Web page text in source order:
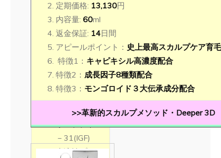
成長因子8種類
プラセンタ
エキス
ヒトオリゴ
ペプチド-
５
組換ヒトポ
リペプチド
－31(IGF)
水溶性プロ
定期価格: 13,130円
内容量:60ml
返金保証: 14日間
アピールポイント： 史上最高スカルプケア育
特徴1： キャピキシル高濃度配合
特徴2： 成長因子8種類配合
特徴3： モンゴロイド３大伝承成分配合
>>革新的スカルプメソッド・Deeper 3D